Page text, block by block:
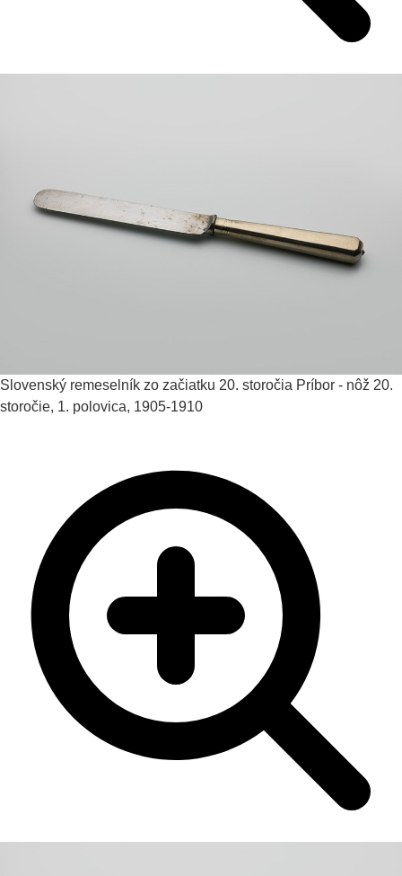
Slovenský remeselník zo začiatku 20. storočia Príbor - nôž 20.
storočie, 1. polovica, 1905-1910